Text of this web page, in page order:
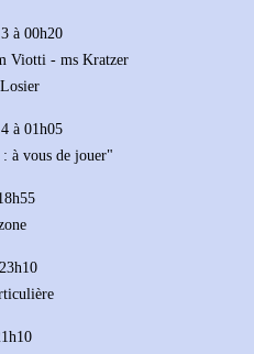
à 00h20
Viotti - ms Kratzer
à 01h05
à vous de jouer"